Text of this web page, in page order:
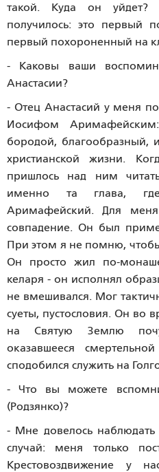
такой. Куда он уйдет?
получилось: это первый
первый похороненный на
- Каковы ваши
Анастасии?
- Отец Анастасий у меня
Иосифом
бородой, благообразный,
христианской жизни.
пришлось над ним
именно та глава,
Аримафейский. Для
совпадение. Он был
При этом я не помню,
Он просто жил по-
келаря - он исполнял
не вмешивался. Мог
суеты, пустословия. Он во
на Святую Землю
оказавшееся
сподобился служить на
- Что вы можете
(Родзянко)?
- Мне довелось
случай: меня только
Крестовоздвижение у